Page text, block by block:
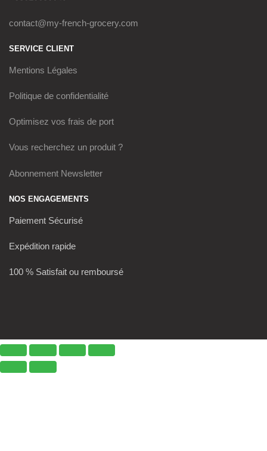
contact@my-french-grocery.com
SERVICE CLIENT
Mentions Légales
Politique de confidentialité
Optimisez vos frais de port
Vous recherchez un produit ?
Abonnement Newsletter
NOS ENGAGEMENTS
Paiement Sécurisé
Expédition rapide
100 % Satisfait ou remboursé